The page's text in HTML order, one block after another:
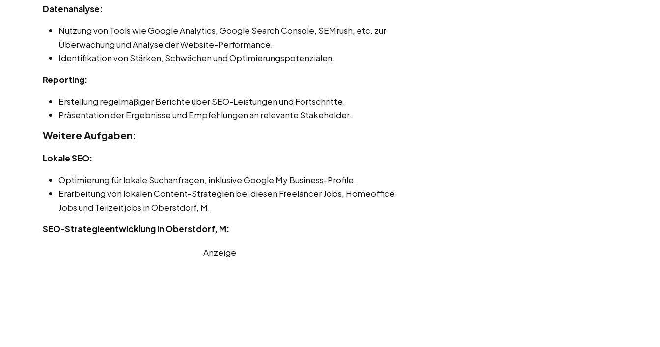
Datenanalyse:
Nutzung von Tools wie Google Analytics, Google Search Console, SEMrush, etc. zur
Überwachung und Analyse der Website-Performance.
Identifikation von Stärken, Schwächen und Optimierungspotenzialen.
Reporting:
Erstellung regelmäßiger Berichte über SEO-Leistungen und Fortschritte.
Präsentation der Ergebnisse und Empfehlungen an relevante Stakeholder.
Weitere Aufgaben:
Lokale SEO:
Optimierung für lokale Suchanfragen, inklusive Google My Business-Profile.
Erarbeitung von lokalen Content-Strategien bei diesen Freelancer Jobs, Homeoffice
Jobs und Teilzeitjobs in Oberstdorf, M.
SEO-Strategieentwicklung in Oberstdorf, M:
Anzeige